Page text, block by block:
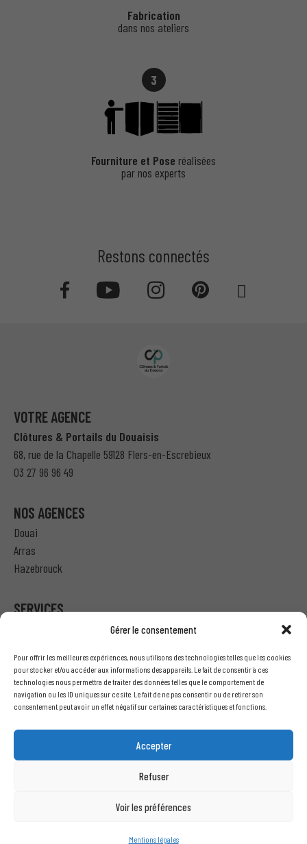
Gérer le consentement
Pour offrir les meilleures expériences, nous utilisons des technologies telles que les cookies
pour stocker et/ou accéder aux informations des appareils. Le fait de consentir à ces
technologies nous permettra de traiter des données telles que le comportement de
navigation ou les ID uniques sur ce site. Le fait de ne pas consentir ou de retirer son
consentement peut avoir un effet négatif sur certaines caractéristiques et fonctions.
Accepter
Refuser
Voir les préférences
Mentions légales
Fabrication
dans nos ateliers
3
Fourniture et Pose réalisées
par nos experts
Restons connectés
VOTRE AGENCE
Clôtures & Portails du Douaisis
68, rue de la Chapelle 59128 Flers-en-Escrebieux
03 27 96 96 49
NOS AGENCES
Douai
Arras
Hazebrouck
SERVICES
Professionnel – J’ai besoin d’un devis
Nous écrire
Recrutement
INFORMATIONS LÉGALES
Politique de confidentialité
Copyright © 2021 Clôtures & Portails - Tous droits réservés.